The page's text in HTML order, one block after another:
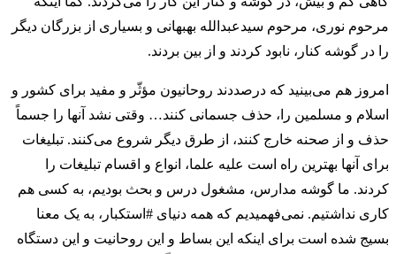
مرحوم نوری، مرحوم سیدعبدالله بهبهانی و بسیاری از بزرگان دیگر
را در گوشه کنار، نابود کردند و از بین بردند.
امروز هم می‌بینید که درصددند روحانیون مؤثّر و مفید برای کشور و
اسلام و مسلمین را، حذف جسمانی کنند… وقتی نشد آنها را جسماً
حذف و از صحنه خارج کنند، از طرق دیگر شروع می‌کنند. تبلیغات
برای آنها بهترین راه است علیه علما، انواع و اقسام تبلیغات را
کردند. ما گوشه مدارس، مشغول درس و بحث بودیم، به کسی هم
کاری نداشتیم. نمی‌فهمیدیم که همه دنیای #استکبار، به یک معنا
بسیج شده است برای اینکه این بساط و این روحانیت و این دستگاه